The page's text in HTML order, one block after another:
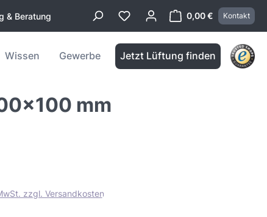
& Beratung 0,00 €
Warenkorb
Kontakt
Wissen Gewerbe Jetzt Lüftung finden
mm
zzgl. Versandkosten